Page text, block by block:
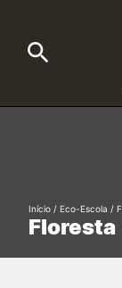
Candidatos
Formative
Floresta
Início / Eco-Escola /